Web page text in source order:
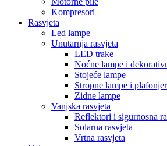
Kompresori
Rasvjeta
Led lampe
Unutarnja rasvjeta
LED trake
Noćne lampe i
Stojeće lampe
Stropne lampe i
Zidne lampe
Vanjska rasvjeta
Reflektori i sigurnosna
Solarna rasvjeta
Vrtna rasvjeta